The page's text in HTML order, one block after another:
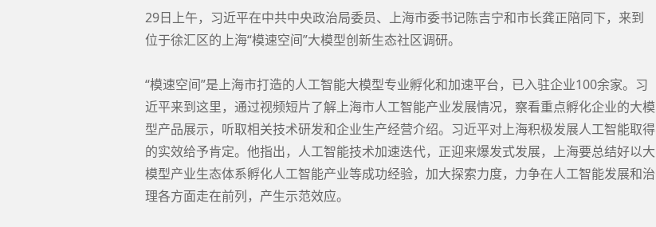
29日上午，习近平在中共中央政治局委员、上海市委书记陈吉宁和市长龚正陪同下，来到
位于徐汇区的上海“模速空间”大模型创新生态社区调研。
“模速空间”是上海市打造的人工智能大模型专业孵化和加速平台，已入驻企业100余家。习
近平来到这里，通过视频短片了解上海市人工智能产业发展情况，察看重点孵化企业的大模
型产品展示，听取相关技术研发和企业生产经营介绍。习近平对上海积极发展人工智能取得
的实效给予肯定。他指出，人工智能技术加速迭代，正迎来爆发式发展，上海要总结好以大
模型产业生态体系孵化人工智能产业等成功经验，加大探索力度，力争在人工智能发展和治
理各方面走在前列，产生示范效应。